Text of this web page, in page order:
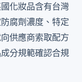
化妝品含有台灣
腐劑濃度、特定
供應商索取配方
分規範確認合規